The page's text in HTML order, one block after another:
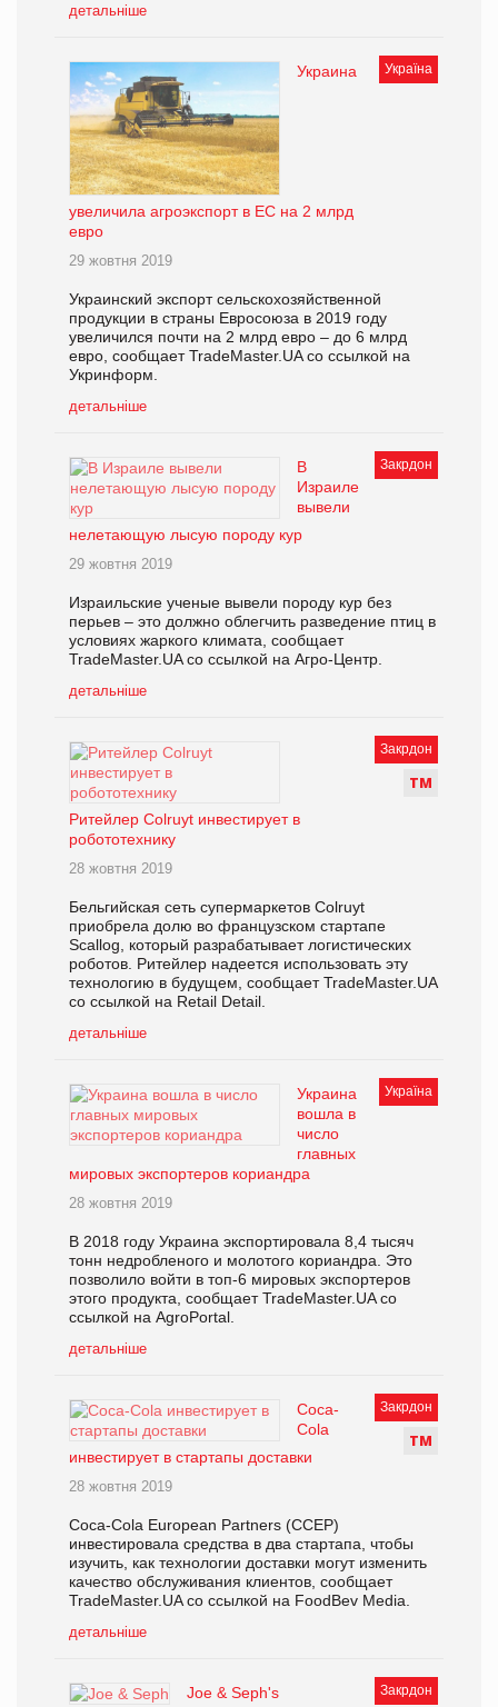
детальніше
Україна
Украина
увеличила агроэкспорт в ЕС на 2 млрд
евро
29 жовтня 2019
Украинский экспорт сельскохозяйственной
продукции в страны Евросоюза в 2019 году
увеличился почти на 2 млрд евро – до 6 млрд
евро, сообщает TradeMaster.UA со ссылкой на
Укринформ.
детальніше
Закрдон
В
Израиле
вывели
нелетающую лысую породу кур
29 жовтня 2019
Израильские ученые вывели породу кур без
перьев – это должно облегчить разведение птиц в
условиях жаркого климата, сообщает
TradeMaster.UA со ссылкой на Агро-Центр.
детальніше
Закрдон
ТМ
Ритейлер Colruyt инвестирует в
робототехнику
28 жовтня 2019
Бельгийская сеть супермаркетов Colruyt
приобрела долю во французском стартапе
Scallog, который разрабатывает логистических
роботов. Ритейлер надеется использовать эту
технологию в будущем, сообщает TradeMaster.UA
со ссылкой на Retail Detail.
детальніше
Україна
Украина
вошла в
число
главных
мировых экспортеров кориандра
28 жовтня 2019
В 2018 году Украина экспортировала 8,4 тысяч
тонн недробленого и молотого кориандра. Это
позволило войти в топ-6 мировых экспортеров
этого продукта, сообщает TradeMaster.UA со
ссылкой на AgroPortal.
детальніше
Закрдон
ТМ
Coca-
Cola
инвестирует в стартапы доставки
28 жовтня 2019
Coca-Cola European Partners (CCEP)
инвестировала средства в два стартапа, чтобы
изучить, как технологии доставки могут изменить
качество обслуживания клиентов, сообщает
TradeMaster.UA со ссылкой на FoodBev Media.
детальніше
Закрдон
Joe & Seph's